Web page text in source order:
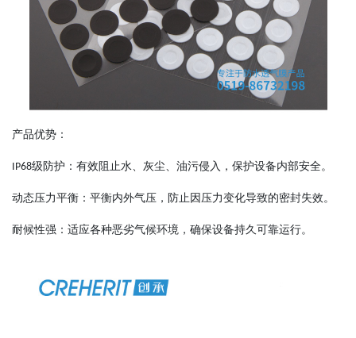
产品优势：
IP68级防护：有效阻止水、灰尘、油污侵入，保护设备内部安全。
动态压力平衡：平衡内外气压，防止因压力变化导致的密封失效。
耐候性强：适应各种恶劣气候环境，确保设备持久可靠运行。